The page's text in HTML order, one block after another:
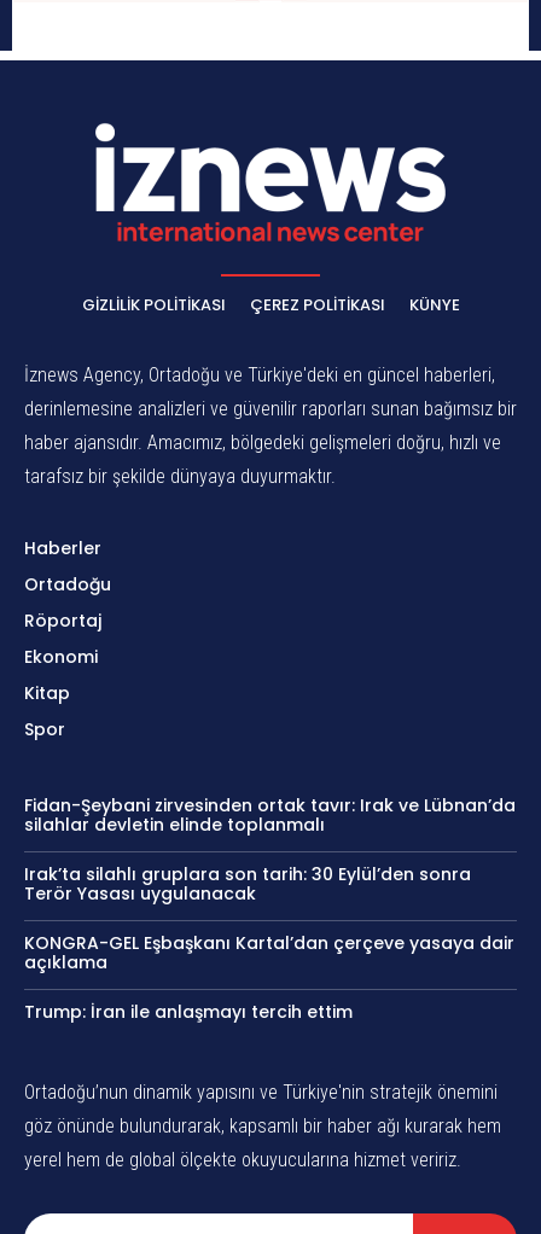
GIZLILIK POLITIKASI ÇEREZ POLITIKASI KÜNYE
İznews Agency, Ortadoğu ve Türkiye'deki en güncel haberleri,
derinlemesine analizleri ve güvenilir raporları sunan bağımsız bir
haber ajansıdır. Amacımız, bölgedeki gelişmeleri doğru, hızlı ve
tarafsız bir şekilde dünyaya duyurmaktır.
Haberler
Ortadoğu
Röportaj
Ekonomi
Kitap
Spor
Fidan-Şeybani zirvesinden ortak tavır: Irak ve Lübnan’da
silahlar devletin elinde toplanmalı
Irak’ta silahlı gruplara son tarih: 30 Eylül’den sonra
Terör Yasası uygulanacak
KONGRA-GEL Eşbaşkanı Kartal’dan çerçeve yasaya dair
açıklama
Trump: İran ile anlaşmayı tercih ettim
Ortadoğu’nun dinamik yapısını ve Türkiye'nin stratejik önemini
göz önünde bulundurarak, kapsamlı bir haber ağı kurarak hem
yerel hem de global ölçekte okuyucularına hizmet veririz.